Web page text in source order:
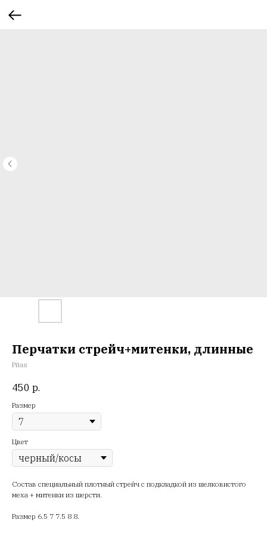
Перчатки стрейч+митенки, длинные
Pitas
450 р.
Размер
Цвет
Состав специальный плотный стрейч с подкладкой из шелковистого
меха + митенки из шерсти.
Размер 6.5 7 7.5 8 8.